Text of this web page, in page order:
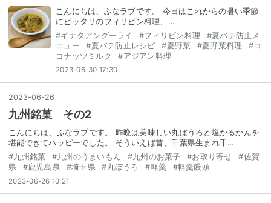
こんにちは、ふなラブです。 今日はこれからの暑い季節
にピッタリのフィリピン料理、…
#ギナタアングーライ #フィリピン料理 #夏バテ防止メ
ニュー
#夏バテ防止レシピ #夏野菜 #夏野菜料理 #コ
コナッツミルク
#アジアン料理
2023-06-30 17:30
2023-06-26
九州銘菓 その2
こんにちは、ふなラブです。 昨晩は美味しい丸ぼうろと塩かるかんを
堪能できてハッピーでした。 そういえば昔、千葉県生まれ千…
#九州銘菓 #九州のうまいもん #九州のお菓子 #お取り寄せ #佐賀
県
#鹿児島県 #埼玉県 #丸ぼうろ #軽羹 #軽羹饅頭
2023-06-26 10:21